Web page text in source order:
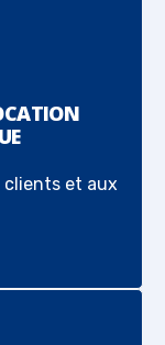
clients et aux